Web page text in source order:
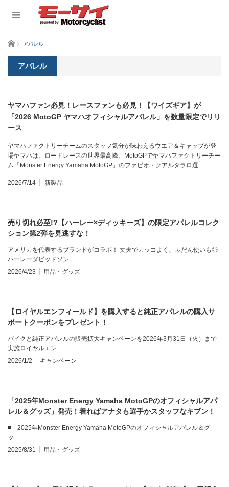
ホーム アパレル
アパレル
ヤマハファン必見！レースファンも必見！【ワイズギア】が
「2026 MotoGP ヤマハオフィシャルアパレル」を数量限定でリリ
ース
ヤマハファクトリーチームのスタッフ気分が味わえるウエア＆キャップが登
場ヤマハは、ロードレースの世界最高峰、MotoGPでヤマハファクトリーチー
ム「Monster Energy Yamaha MotoGP」のファビオ・クアルタラロ選…
2026/7/14 新製品
売り切れ必至!?【ハーレー×ディッキーズ】の限定アパレルコレク
ション第2弾を見逃すな！
アメリカを代表するブランドがコラボ！ 丈夫でカッコよく、ふだん使いも◎
ハーレーダビッドソン…
2026/4/23
用品・グッズ
【ロイヤルエンフィールド】を購入すると純正アパレルの購入サ
ポートクーポンをプレゼント！
バイクと純正アパレルの販売拡大キャンペーンを2026年3月31日（火）まで
実施ロイヤルエン…
2026/1/2
キャンペーン
「2025年Monster Energy Yamaha MotoGPのオフィシャルアパ
レル＆グッズ」発売！着ればアナタも選手かスタッフなキブン！
■「2025年Monster Energy Yamaha MotoGPのオフィシャルアパレル＆グ
ッ…
2025/8/31
用品・グッズ